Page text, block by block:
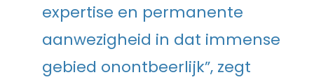
expertise en permanente
aanwezigheid in dat immense
gebied onontbeerlijk”, zegt